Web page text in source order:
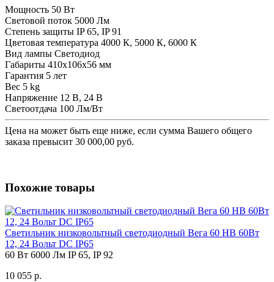
Мощность 50 Вт
Световой поток 5000 Лм
Степень защиты IP 65, IP 91
Цветовая температура 4000 К, 5000 К, 6000 К
Вид лампы Светодиод
Габариты 410х106х56 мм
Гарантия 5 лет
Вес 5 kg
Напряжение 12 В, 24 В
Светоотдача 100 Лм/Вт
Цена на может быть еще ниже, если сумма Вашего общего
заказа превысит 30 000,00 руб.
Похожие товары
Светильник низковольтный светодиодный Вега 60 НВ 60Вт
12, 24 Вольт DC IP65
60 Вт 6000 Лм IP 65, IP 92
10 055 р.